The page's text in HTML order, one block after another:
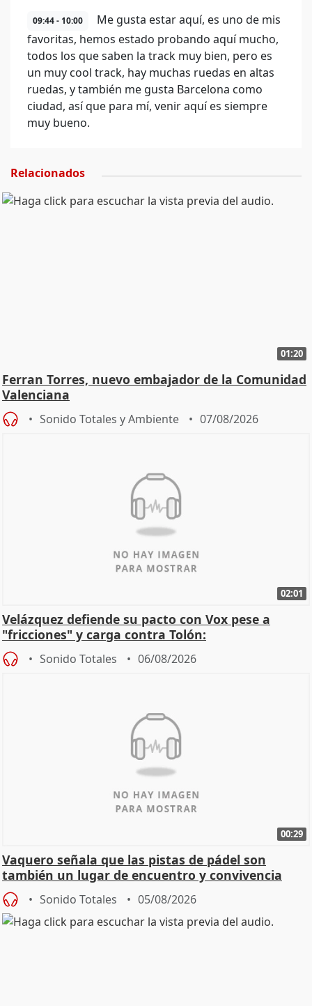
09:44 - 10:00
Me gusta estar aquí, es uno de mis
favoritas, hemos estado probando aquí mucho,
todos los que saben la track muy bien, pero es
un muy cool track, hay muchas ruedas en altas
ruedas, y también me gusta Barcelona como
ciudad, así que para mí, venir aquí es siempre
muy bueno.
Relacionados
01:20
Ferran Torres, nuevo embajador de la Comunidad
Valenciana
Sonido Totales y Ambiente 07/08/2026
02:01
Velázquez defiende su pacto con Vox pese a
"fricciones" y carga contra Tolón:
Sonido Totales 06/08/2026
00:29
Vaquero señala que las pistas de pádel son
también un lugar de encuentro y convivencia
Sonido Totales 05/08/2026